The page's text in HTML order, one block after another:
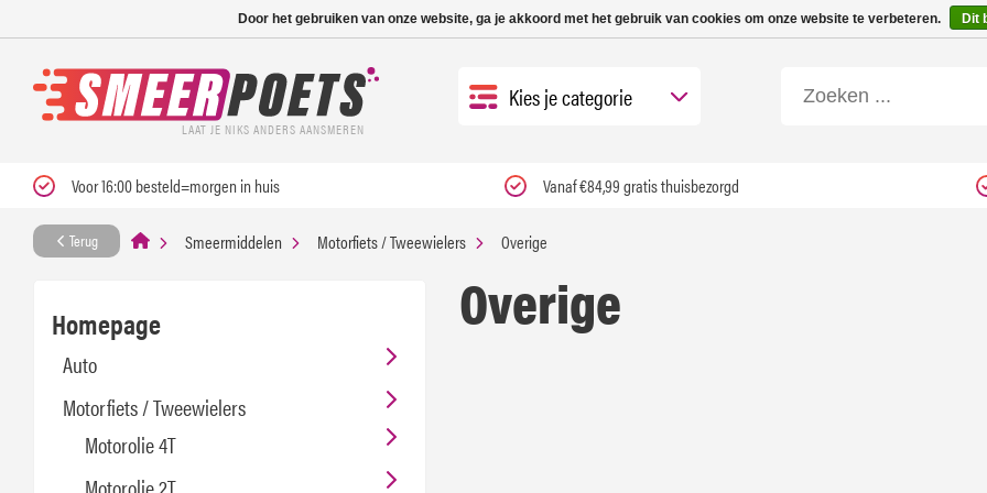
Nieuwe levertijd: 1 tot 3 werkdagen | Nu 25% korting op gehele assortiment Carfume met
LAAT JE NIKS ANDERS AANSMEREN
Kies je categorie
Voor 16:00 besteld=morgen in huis Vanaf €84,99 gratis thuisbezorgd
Terug Smeermiddelen Motorfiets / Tweewielers Overige
Homepage
Auto
Motorfiets / Tweewielers
Motorolie 4T
Overige
Door het gebruiken van onze website, ga je akkoord met het gebruik van cookies om onze website te verbeteren. Dit